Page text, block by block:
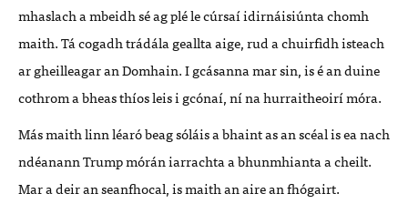
mhaslach a mbeidh sé ag plé le cúrsaí idirnáisiúnta chomh
maith. Tá cogadh trádála geallta aige, rud a chuirfidh isteach
ar gheilleagar an Domhain. I gcásanna mar sin, is é an duine
cothrom a bheas thíos leis i gcónaí, ní na hurraitheoirí móra.
Más maith linn léaró beag sóláis a bhaint as an scéal is ea nach
ndéanann Trump mórán iarrachta a bhunmhianta a cheilt.
Mar a deir an seanfhocal, is maith an aire an fhógairt.